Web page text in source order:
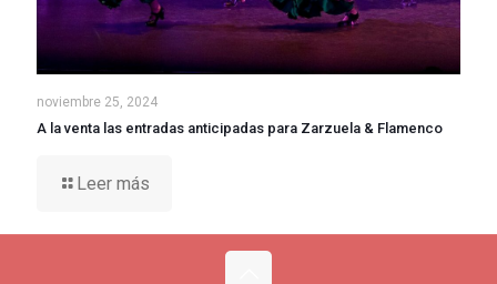
noviembre 25, 2024
A la venta las entradas anticipadas para Zarzuela & Flamenco
Leer más